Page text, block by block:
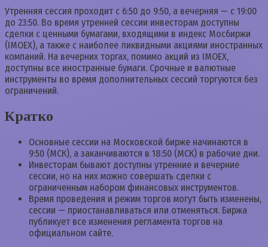
Утренняя сессия проходит с 6:50 до 9:50, а вечерняя — с 19:00
до 23:50. Во время утренней сессии инвесторам доступны
сделки с ценными бумагами, входящими в индекс Мосбиржи
(IMOEX), а также с наиболее ликвидными акциями иностранных
компаний. На вечерних торгах, помимо акций из IMOEX,
доступны все иностранные бумаги. Срочные и валютные
инструменты во время дополнительных сессий торгуются без
ограничений.
Кратко
Основные сессии на Московской бирже начинаются в
9:50 (МСК), а заканчиваются в 18:50 (МСК) в рабочие дни.
Инвесторам бывают доступны утренние и вечерние
сессии, но на них можно совершать сделки с
ограниченным набором финансовых инструментов.
Время проведения и режим торгов могут быть изменены,
сессии — приостанавливаться или отменяться. Биржа
публикует все изменения регламента торгов на
официальном сайте.